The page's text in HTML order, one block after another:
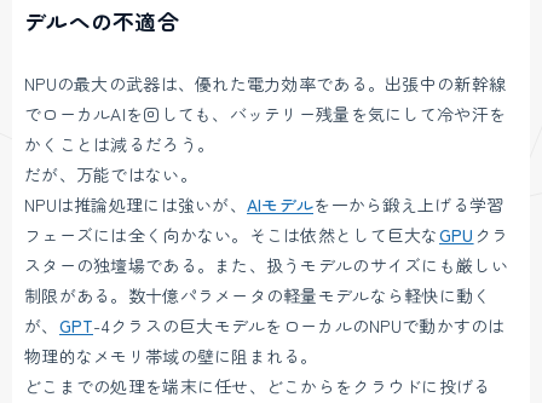
デルへの不適合
NPUの最大の武器は、優れた電力効率である。出張中の新幹線
でローカルAIを回しても、バッテリー残量を気にして冷や汗を
かくことは減るだろう。
だが、万能ではない。
NPUは推論処理には強いが、 AIモデルを一から鍛え上げる学習
フェーズには全く向かない。そこは依然として巨大なGPU クラ
スターの独壇場である。また、扱うモデルのサイズにも厳しい
制限がある。数十億パラメータの軽量モデルなら軽快に動く
が、 GPT-4クラスの巨大モデルをローカルのNPUで動かすのは
物理的なメモリ帯域の壁に阻まれる。
どこまでの処理を端末に任せ、どこからをクラウドに投げる